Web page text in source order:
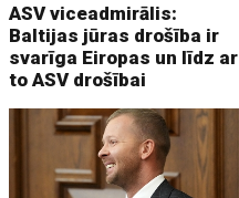
ASV viceadmirālis:
Baltijas jūras drošība ir
svarīga Eiropas un līdz ar
to ASV drošībai